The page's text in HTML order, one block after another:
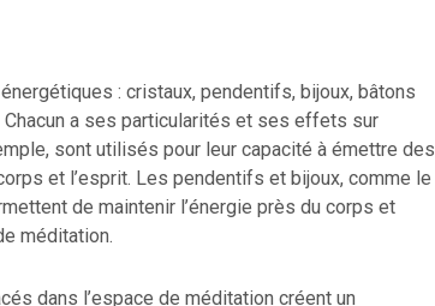
: cristaux, pendentifs, bijoux, bâtons
a ses particularités et ses effets sur
sont utilisés pour leur capacité à émettre des
et l’esprit. Les pendentifs et bijoux, comme le
de maintenir l’énergie près du corps et
méditation.
dans l’espace de méditation créent un